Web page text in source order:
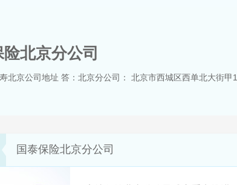
险北京分公司
北京公司地址 答：北京分公司： 北京市西城区西单北大街
国泰保险北京分公司